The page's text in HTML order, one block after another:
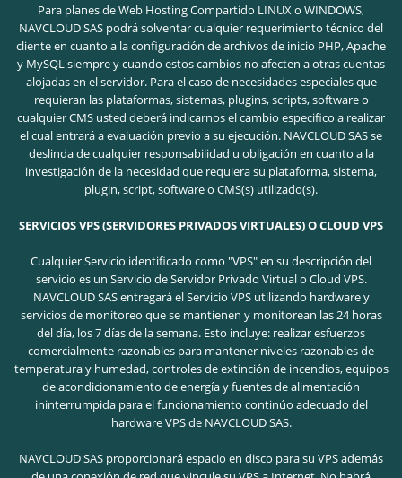
Para planes de Web Hosting Compartido LINUX o WINDOWS,
NAVCLOUD SAS podrá solventar cualquier requerimiento técnico del
cliente en cuanto a la configuración de archivos de inicio PHP, Apache
y MySQL siempre y cuando estos cambios no afecten a otras cuentas
alojadas en el servidor. Para el caso de necesidades especiales que
requieran las plataformas, sistemas, plugins, scripts, software o
cualquier CMS usted deberá indicarnos el cambio especifico a realizar
el cual entrará a evaluación previo a su ejecución. NAVCLOUD SAS se
deslinda de cualquier responsabilidad u obligación en cuanto a la
investigación de la necesidad que requiera su plataforma, sistema,
plugin, script, software o CMS(s) utilizado(s).
SERVICIOS VPS (SERVIDORES PRIVADOS VIRTUALES) O CLOUD VPS
Cualquier Servicio identificado como "VPS" en su descripción del
servicio es un Servicio de Servidor Privado Virtual o Cloud VPS.
NAVCLOUD SAS entregará el Servicio VPS utilizando hardware y
servicios de monitoreo que se mantienen y monitorean las 24 horas
del día, los 7 días de la semana. Esto incluye: realizar esfuerzos
comercialmente razonables para mantener niveles razonables de
temperatura y humedad, controles de extinción de incendios, equipos
de acondicionamiento de energía y fuentes de alimentación
ininterrumpida para el funcionamiento continúo adecuado del
hardware VPS de NAVCLOUD SAS.
NAVCLOUD SAS proporcionará espacio en disco para su VPS además